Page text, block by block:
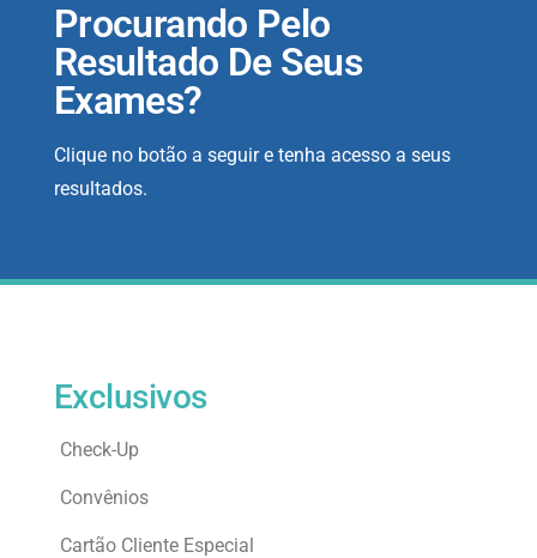
Procurando Pelo
Resultado De Seus
Exames?
Clique no botão a seguir e tenha acesso a seus
resultados.
Exclusivos
Check-Up
Convênios
Cartão Cliente Especial